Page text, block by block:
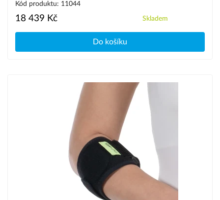
Kód produktu: 11044
18 439 Kč Skladem
Do košíku